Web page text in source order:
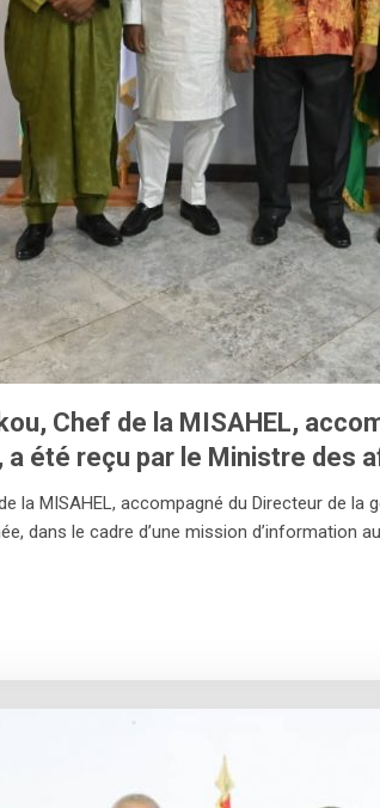
Chef de la MISAHEL,
a été reçu par le Ministre des
la MISAHEL, accompagné du Directeur de
dans le cadre d’une mission